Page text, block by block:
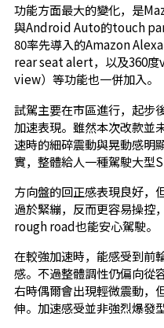
功能方面最大的變化，是
與Android Auto的touch
80率先導入的Amazon
rear seat alert，以及360
view）等功能也一併加入。
試駕主要在市區進行，起步
加速表現。雖然本次改款並
速時的細碎震動與晃動感明
實，整體給人一種駕駛大型
方向盤的回正感表現良好，
過於緊繃，反而更容易操控
rough road也能安心駕駛。
在較強加速時，能感受到前
感。不過整體調性仍偏向從
右時偶爾會出現輕微震動，
伸。加速感受並非強烈爆發